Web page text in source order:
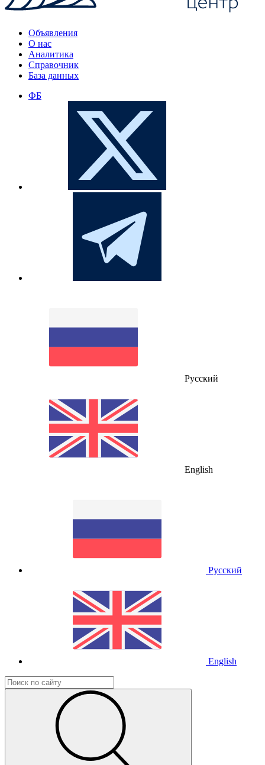
Объявления
О нас
Аналитика
Справочник
База данных
ФБ
Русский
English
Русский
English